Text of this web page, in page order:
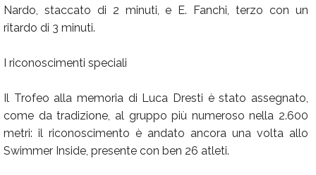
Nardo, staccato di 2 minuti, e E. Fanchi, terzo con un
ritardo di 3 minuti.
I riconoscimenti speciali
Il Trofeo alla memoria di Luca Dresti è stato assegnato,
come da tradizione, al gruppo più numeroso nella 2.600
metri: il riconoscimento è andato ancora una volta allo
Swimmer Inside, presente con ben 26 atleti.